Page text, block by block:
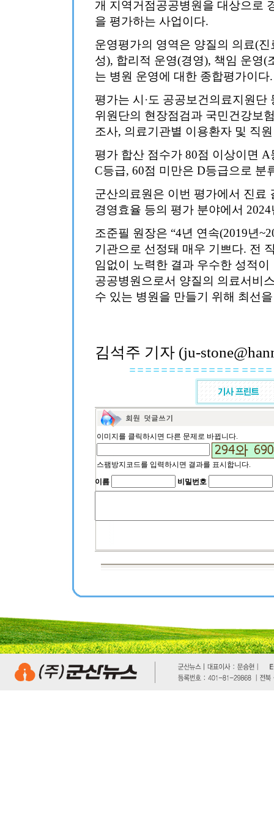
개 지역거점공공병원을 대상으로
을 평가하는 사업이다.
운영평가의 영역은 양질의 의료(
성), 합리적 운영(경영), 책임 운영
는 병원 운영에 대한 종합평가이다.
평가는 시·도 공공보건의료지원
위원단의 현장점검과 국민건강보
조사, 의료기관별 이용환자 및 직
평가 합산 점수가 80점 이상이면
C등급, 60점 미만은 D등급으로 분
군산의료원은 이번 평가에서 진료
경영효율 등의 평가 분야에서
조준필 원장은 “4년 연속(2019년
기관으로 선정돼 매우 기쁘다. 전
임없이 노력한 결과 우수한 성적
공공병원으로서 양질의 의료서비
수 있는 병원을 만들기 위해 최선
김석주 기자 (ju-
이미지를 클릭하시면 다른 문제로 바뀝니다.
스팸방지코드를 입력하시면 결과를 표시합니다.
이름
비밀번호